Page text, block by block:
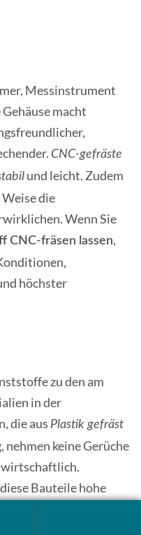
Messinstrument
macht
CNC-gefräste
und leicht. Zudem
die
Wenn Sie
CNC-fräsen lassen,
höchster
zu den am
in der
die aus Plastik gefräst
keine Gerüche
wirtschaftlich.
Bauteile hohe
erfolgt das
Maschinen in